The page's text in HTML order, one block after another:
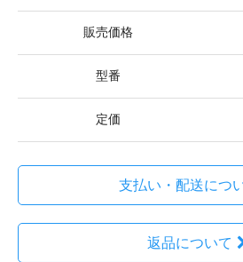
販売価格
型番
定価
支払い・配送につ
返品について